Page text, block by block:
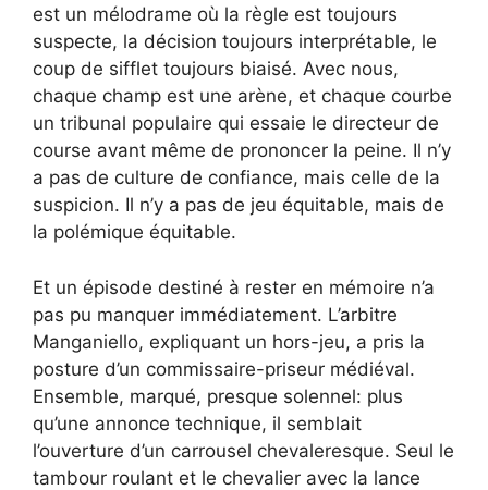
est un mélodrame où la règle est toujours
suspecte, la décision toujours interprétable, le
coup de sifflet toujours biaisé. Avec nous,
chaque champ est une arène, et chaque courbe
un tribunal populaire qui essaie le directeur de
course avant même de prononcer la peine. Il n’y
a pas de culture de confiance, mais celle de la
suspicion. Il n’y a pas de jeu équitable, mais de
la polémique équitable.
Et un épisode destiné à rester en mémoire n’a
pas pu manquer immédiatement. L’arbitre
Manganiello, expliquant un hors-jeu, a pris la
posture d’un commissaire-priseur médiéval.
Ensemble, marqué, presque solennel: plus
qu’une annonce technique, il semblait
l’ouverture d’un carrousel chevaleresque. Seul le
tambour roulant et le chevalier avec la lance